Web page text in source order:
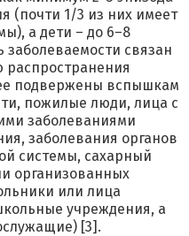
(почти 1/3 из них имеет
а дети – до 6–8
связан
распространения
подвержены вспышкам
пожилые люди, лица с
заболеваниями
заболевания органов
системы, сахарный
организованных
или лица
учреждения, а
[3].